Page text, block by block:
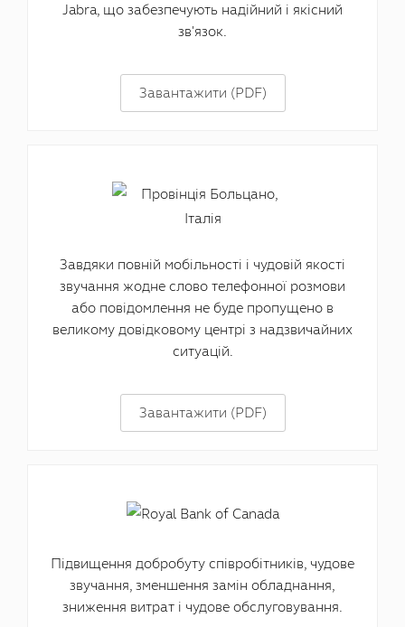
Jabra, що забезпечують надійний і якісний
зв'язок.
Завантажити (PDF)
Завдяки повній мобільності і чудовій якості
звучання жодне слово телефонної розмови
або повідомлення не буде пропущено в
великому довідковому центрі з надзвичайних
ситуацій.
Завантажити (PDF)
Підвищення добробуту співробітників, чудове
звучання, зменшення замін обладнання,
зниження витрат і чудове обслуговування.